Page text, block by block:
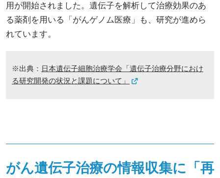
用が開始されました。遺伝子を解析して治療効果のあ
る薬剤を用いる「がんゲノム医療」も、研究が進めら
れています。
※出典： 日本遺伝子細胞治療学会「遺伝子治療分野におけ
る研究開発の状況と課題について」
がん遺伝子治療の情報収集に「再